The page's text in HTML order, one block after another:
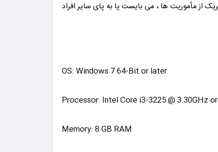
از مأموریت ها ، می بایست پا به پای سایر افراد
OS: Windows 7 64-Bit or later
Processor: Intel Core i3-3225 @ 3.30GHz
Memory: 8 GB RAM